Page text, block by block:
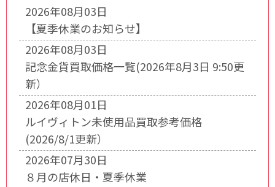
2026年08月03日
【夏季休業のお知らせ】
2026年08月03日
記念金貨買取価格一覧(2026年8月3日 9:50更
新）
2026年08月01日
ルイヴィトン未使用品買取参考価格
(2026/8/1更新）
2026年07月30日
８月の店休日・夏季休業